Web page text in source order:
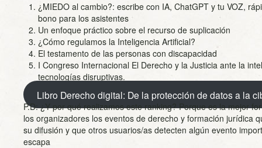
¿MIEDO al cambio?: escribe con IA, ChatGPT y tu VOZ,
bono para los asistentes
Un enfoque práctico sobre el recurso de suplicación
¿Cómo regulamos la Inteligencia Artificial?
El testamento de las personas con discapacidad
I Congreso Internacional El Derecho y la Justicia ante la
tecnologías disruptivas.
Libro Derecho digital: De la protección de datos a la
P.D: ¿Y por qué realizamos este ranking? Porque es la mejor
los organizadores los eventos de derecho y formación jurídica
su difusión y que otros usuarios/as detecten algún evento
escapa